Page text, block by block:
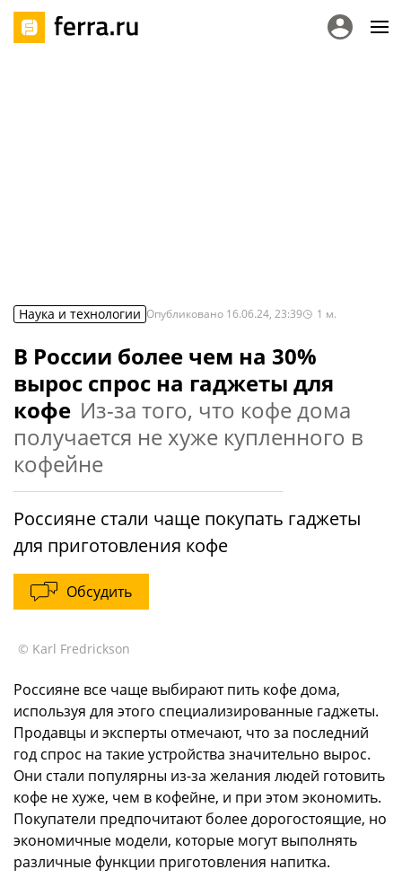
Наука и технологии Опубликовано 16.06.24, 23:39 1 м.
В России более чем на 30%
вырос спрос на гаджеты для
кофе Из-за того, что кофе дома
получается не хуже купленного в
кофейне
Россияне стали чаще покупать гаджеты
для приготовления кофе
Обсудить
© Karl Fredrickson
Россияне все чаще выбирают пить кофе дома,
используя для этого специализированные гаджеты.
Продавцы и эксперты отмечают, что за последний
год спрос на такие устройства значительно вырос.
Они стали популярны из-за желания людей готовить
кофе не хуже, чем в кофейне, и при этом экономить.
Покупатели предпочитают более дорогостоящие, но
экономичные модели, которые могут выполнять
различные функции приготовления напитка.